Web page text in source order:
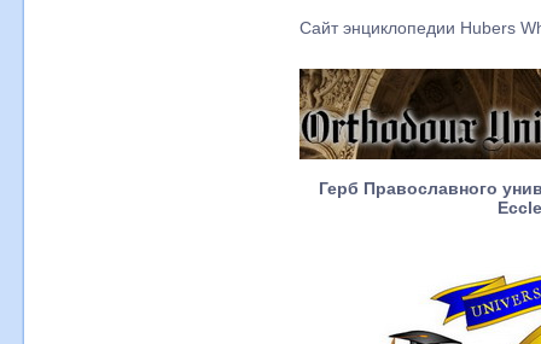
Сайт энциклопедии Hubers
Герб Православного